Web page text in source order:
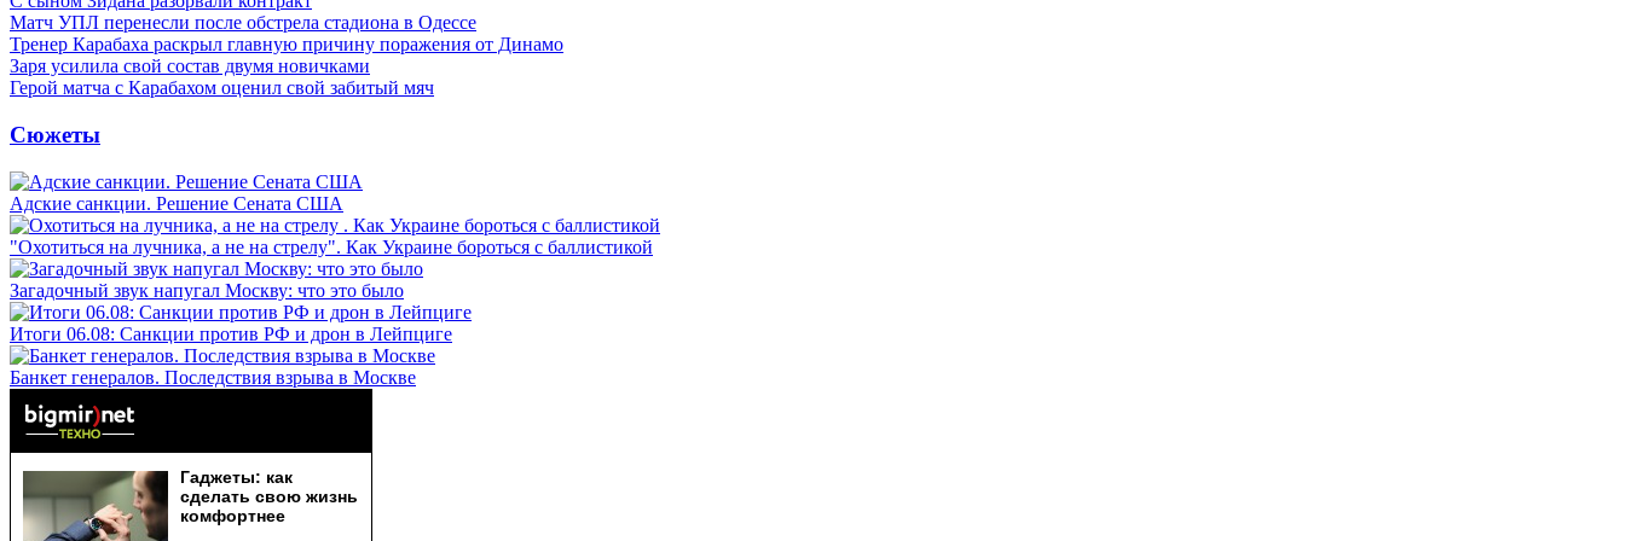
Матч УПЛ перенесли после обстрела стадиона в Одессе
Тренер Карабаха раскрыл главную причину поражения от Динамо
Заря усилила свой состав двумя новичками
Герой матча с Карабахом оценил свой забитый мяч
Сюжеты
Адские санкции. Решение Сената США
"Охотиться на лучника, а не на стрелу". Как Украине бороться с баллистикой
Загадочный звук напугал Москву: что это было
Итоги 06.08: Санкции против РФ и дрон в Лейпциге
Банкет генералов. Последствия взрыва в Москве